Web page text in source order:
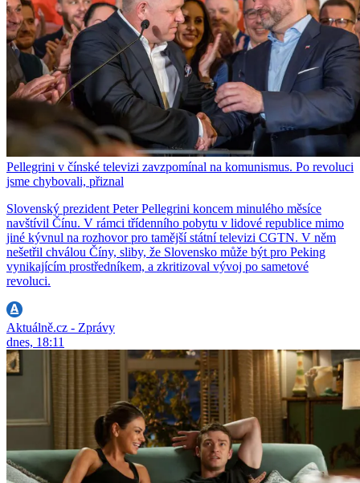
Pellegrini v čínské televizi zavzpomínal na komunismus. Po revoluci
jsme chybovali, přiznal
Slovenský prezident Peter Pellegrini koncem minulého měsíce
navštívil Čínu. V rámci třídenního pobytu v lidové republice mimo
jiné kývnul na rozhovor pro tamější státní televizi CGTN. V něm
nešetřil chválou Číny, sliby, že Slovensko může být pro Peking
vynikajícím prostředníkem, a zkritizoval vývoj po sametové
revoluci.
Aktuálně.cz - Zprávy
dnes, 18:11